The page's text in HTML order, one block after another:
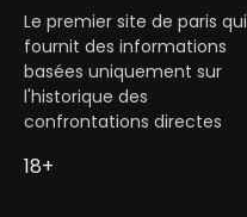
Le premier site de paris qui
fournit des informations
basées uniquement sur
l'historique des
confrontations directes
18+